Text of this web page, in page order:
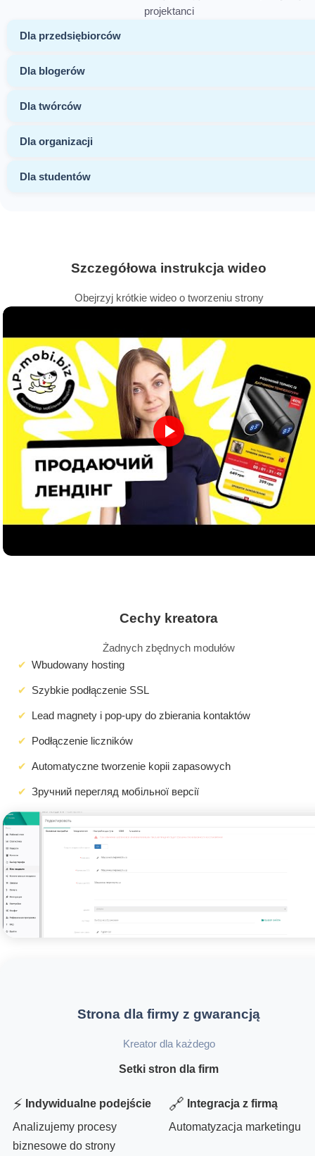
projektanci
Dla przedsiębiorców
Dla blogerów
Dla twórców
Dla organizacji
Dla studentów
Szczegółowa instrukcja wideo
Obejrzyj krótkie wideo o tworzeniu strony
Cechy kreatora
Żadnych zbędnych modułów
Wbudowany hosting
Szybkie podłączenie SSL
Lead magnety i pop-upy do zbierania kontaktów
Podłączenie liczników
Automatyczne tworzenie kopii zapasowych
Зручний перегляд мобільної версії
Strona dla firmy z gwarancją
Kreator dla każdego
Setki stron dla firm
⚡ Indywidualne podejście
Analizujemy procesy
biznesowe do strony
🔗 Integracja z firmą
Automatyzacja marketingu